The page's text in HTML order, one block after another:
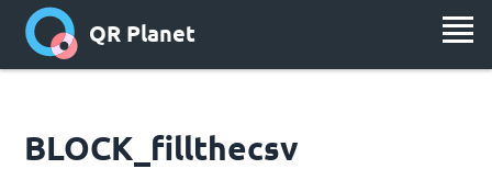
QR Planet
BLOCK_fillthecsv